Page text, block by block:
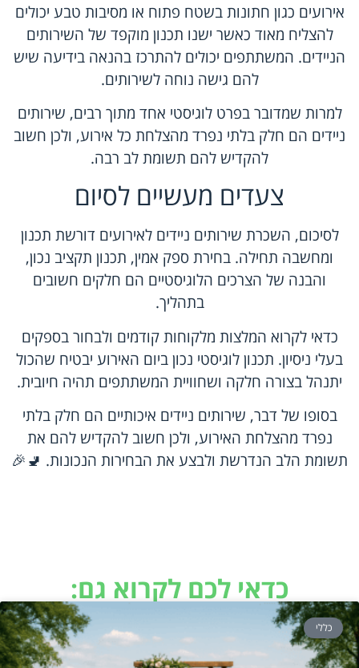
אירועים כגון חתונות בשטח פתוח או מסיבות טבע יכולים
להצליח מאוד כאשר ישנו תכנון מוקפד של השירותים
הניידים. המשתתפים יכולים להתרכז בהנאה בידיעה שיש
להם גישה נוחה לשירותים.
למרות שמדובר בפרט לוגיסטי אחד מתוך רבים, שירותים
ניידים הם חלק בלתי נפרד מהצלחת כל אירוע, ולכן חשוב
להקדיש להם תשומת לב רבה.
צעדים מעשיים לסיום
לסיכום, השכרת שירותים ניידים לאירועים דורשת תכנון
ומחשבה תחילה. בחירת ספק אמין, תכנון תקציב נכון,
והבנה של הצרכים הלוגיסטיים הם חלקים חשובים
בתהליך.
כדאי לקרוא המלצות מלקוחות קודמים ולבחור בספקים
בעלי ניסיון. תכנון לוגיסטי נכון ביום האירוע יבטיח שהכול
יתנהל בצורה חלקה ושחוויית המשתתפים תהיה חיובית.
בסופו של דבר, שירותים ניידים איכותיים הם חלק בלתי
נפרד מהצלחת האירוע, ולכן חשוב להקדיש להם את
תשומת הלב הנדרשת ולבצע את הבחירות הנכונות. 🚽🎉
כדאי לכם לקרוא גם:
כללי